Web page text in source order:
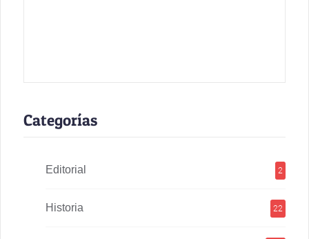
Categorías
Editorial 2
Historia 22